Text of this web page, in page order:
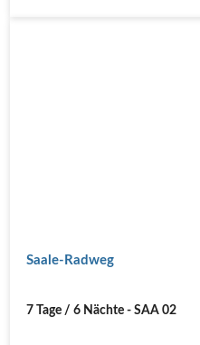
Saale-Radweg
7 Tage / 6 Nächte - SAA 02